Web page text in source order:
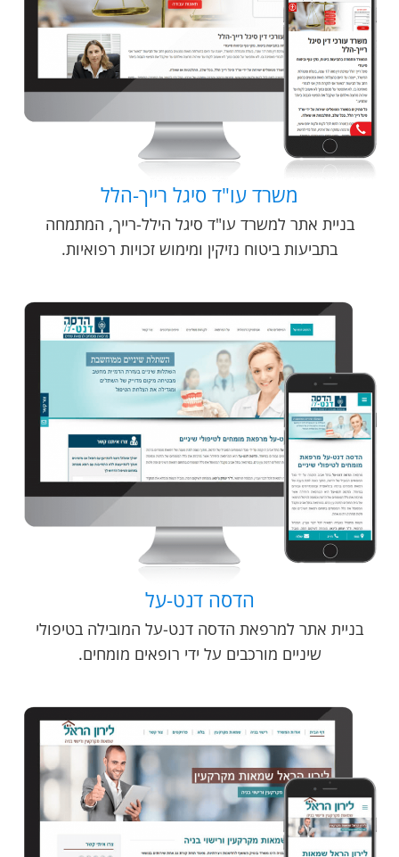
משרד עו"ד סיגל רייך-הלל
בניית אתר למשרד עו"ד סיגל הילל-רייך, המתמחה
בתביעות ביטוח נזיקין ומימוש זכויות רפואיות.
הדסה דנט-על
בניית אתר למרפאת הדסה דנט-על המובילה בטיפולי
שיניים מורכבים על ידי רופאים מומחים.